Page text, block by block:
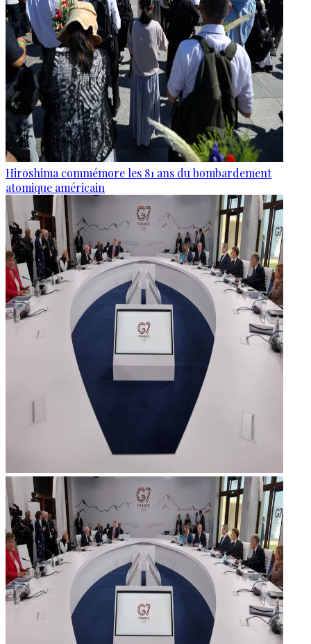
Hiroshima commémore les 81 ans du bombardement
atomique américain